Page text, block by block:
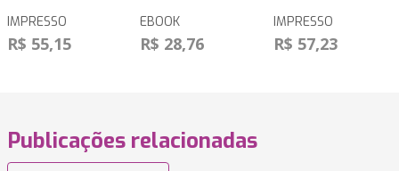
IMPRESSO
R$ 55,15
EBOOK
R$ 28,76
IMPRESSO
R$ 57,23
Publicações relacionadas